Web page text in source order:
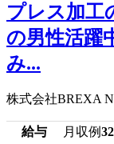
プレス加工
の男性活躍
み...
株式会社BREXA
給与 月収例